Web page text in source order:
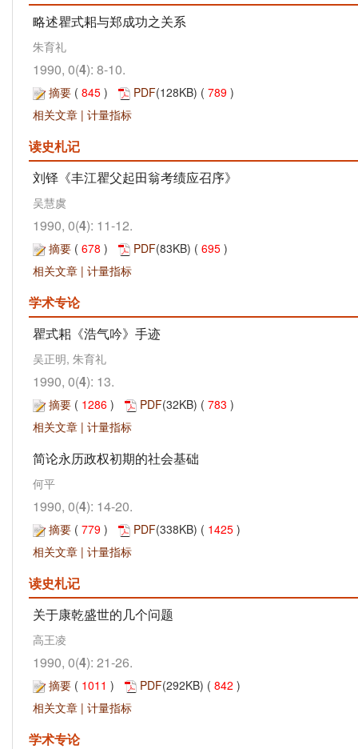
略述瞿式耜与郑成功之关系
朱育礼
1990, 0(4): 8-10.
摘要 ( 845 ) PDF(128KB) ( 789 )
相关文章 | 计量指标
读史札记
刘铎《丰江瞿父起田翁考绩应召序》
吴慧虞
1990, 0(4): 11-12.
摘要 ( 678 ) PDF(83KB) ( 695 )
相关文章 | 计量指标
学术专论
瞿式耜《浩气吟》手迹
吴正明, 朱育礼
1990, 0(4): 13.
摘要 ( 1286 ) PDF(32KB) ( 783 )
相关文章 | 计量指标
简论永历政权初期的社会基础
何平
1990, 0(4): 14-20.
摘要 ( 779 ) PDF(338KB) ( 1425 )
相关文章 | 计量指标
读史札记
关于康乾盛世的几个问题
高王凌
1990, 0(4): 21-26.
摘要 ( 1011 ) PDF(292KB) ( 842 )
相关文章 | 计量指标
学术专论